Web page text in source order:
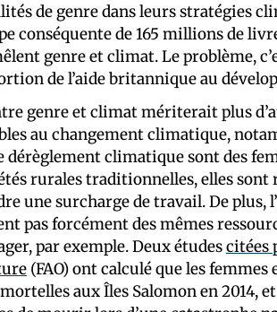
de genre dans leurs stratégies
conséquente de 165 millions de
genre et climat. Le problème,
de l’aide britannique au
genre et climat mériterait plus
au changement climatique,
dérèglement climatique sont des
rurales traditionnelles, elles sont
une surcharge de travail. De plus,
pas forcément des mêmes
par exemple. Deux étudescitées
(FAO) ont calculé que les
aux Îles Salomon en 2014,